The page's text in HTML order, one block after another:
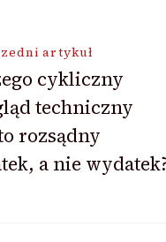
artykuł
cykliczny
techniczny
rozsądny
a nie